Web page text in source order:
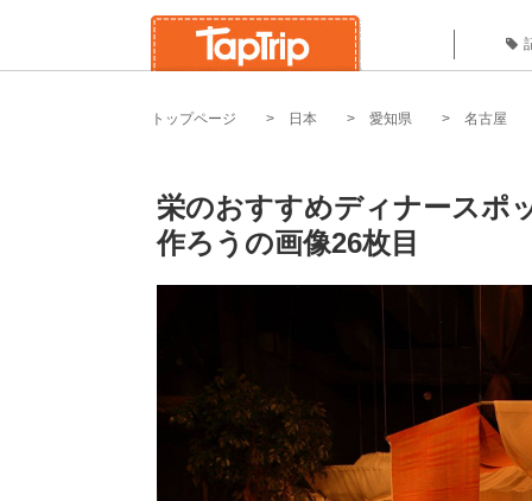
トップページ 日本 愛知県 名古屋
栄のおすすめディナースポ
作ろうの画像26枚目